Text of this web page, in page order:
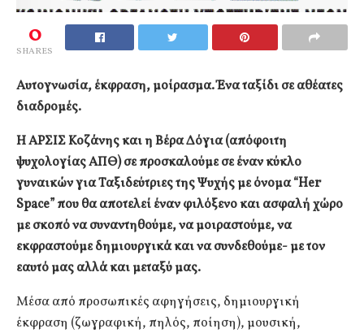
0
SHARES
Αυτογνωσία, έκφραση, μοίρασμα.Ένα ταξίδι σε αθέατες
διαδρομές.
Η ΑΡΣΙΣ Κοζάνης και η Βέρα Δόγια (απόφοιτη
ψυχολογίας ΑΠΘ) σε προσκαλούμε σε έναν κύκλο
γυναικών για Ταξιδεύτριες της Ψυχής με όνομα “Her
Space” που θα αποτελεί έναν φιλόξενο και ασφαλή χώρο
με σκοπό να συναντηθούμε, να μοιραστούμε, να
εκφραστούμε δημιουργικά και να συνδεθούμε- με τον
εαυτό μας αλλά και μεταξύ μας.
Μέσα από προσωπικές αφηγήσεις, δημιουργική
έκφραση (ζωγραφική, πηλός, ποίηση), μουσική,